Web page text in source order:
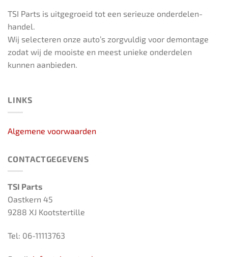
TSI Parts is uitgegroeid tot een serieuze onderdelen-
handel.
Wij selecteren onze auto’s zorgvuldig voor demontage
zodat wij de mooiste en meest unieke onderdelen
kunnen aanbieden.
LINKS
Algemene voorwaarden
CONTACTGEGEVENS
TSI Parts
Oastkern 45
9288 XJ Kootstertille
Tel: 06-11113763